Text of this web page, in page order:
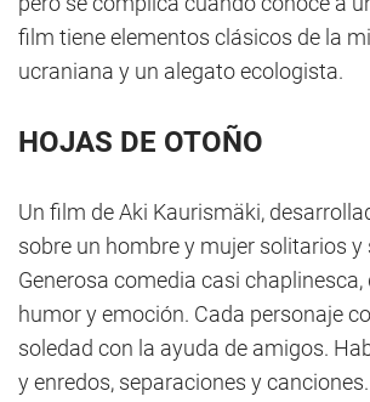
film tiene elementos clásicos de la
ucraniana y un alegato ecologista.
HOJAS DE OTOÑO
Un film de Aki Kaurismäki,
sobre un hombre y mujer solitarios y
Generosa comedia casi chaplinesca,
humor y emoción. Cada personaje
soledad con la ayuda de amigos.
y enredos, separaciones y